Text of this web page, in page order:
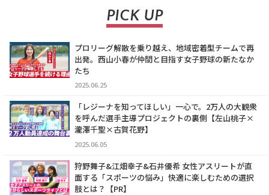
PICK UP
プロリーグ解散を乗り越え、地域密着型チームで再
出発。西山小春が仲間と目指す女子野球の新たなか
たち
2025.06.25
「レジーナを知ってほしい」一心で。2万人の大観衆
を呼んだ選手主導プロジェクトの裏側【左山桃子×
瀧澤千聖×古賀花野】
2025.06.05
狩野舞子&江畑幸子&石井優希 女性アスリートが直
面する「スポーツの悩み」快適に楽しむための選択
肢とは？【PR】